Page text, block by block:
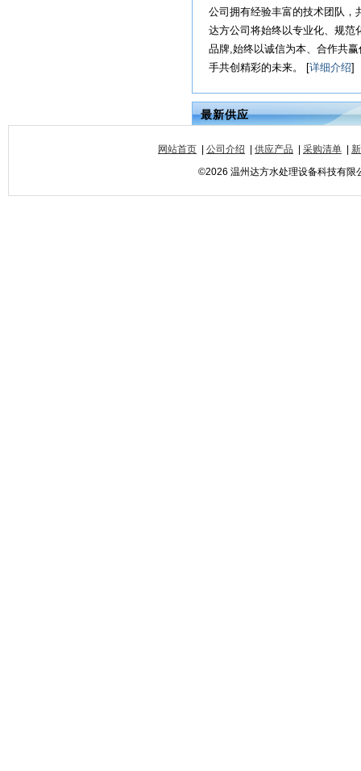
公司拥有经验丰富的技术团队，
达方公司将始终以专业化、规范
品牌,始终以诚信为本、合作共
手共创精彩的未来。 [详细介绍]
最新供应
网站首页 公司介绍 供应产品 采购清单
©2026 温州达方水处理设备科技有